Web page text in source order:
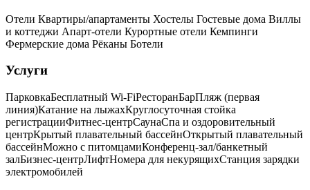
Отели Квартиры/апартаменты Хостелы Гостевые дома Виллы
и коттеджи Апарт-отели Курортные отели Кемпинги
Фермерские дома Рёканы Ботели
Услуги
ПарковкаБесплатный Wi-FiРесторанБарПляж (первая
линия)Катание на лыжахКруглосуточная стойка
регистрацииФитнес-центрСаунаСпа и оздоровительный
центрКрытый плавательный бассейнОткрытый плавательный
бассейнМожно с питомцамиКонференц-зал/банкетный
залБизнес-центрЛифтНомера для некурящихCтанция зарядки
электромобилей